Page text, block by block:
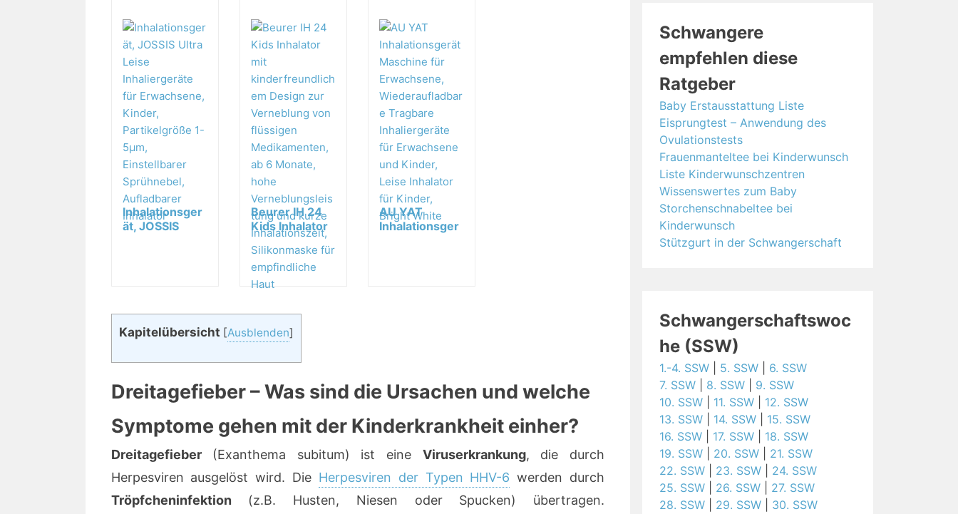
Inhalationsger
ät, JOSSIS
Beurer IH 24
Kids Inhalator
mit
kinderfreundli
chem...
AU YAT
Inhalationsger
Kapitelübersicht [Ausblenden]
Dreitagefieber – Was sind die Ursachen und welche
Symptome gehen mit der Kinderkrankheit einher?
Dreitagefieber(Exanthema subitum) ist eine Viruserkrankung, die durch
Herpesviren ausgelöst wird. Die Herpesviren der Typen HHV-6 werden durch
Tröpfcheninfektion (z.B. Husten, Niesen oder Spucken) übertragen.
Schwangere
empfehlen diese
Ratgeber
Baby Erstausstattung Liste
Eisprungtest – Anwendung des
Ovulationstests
Frauenmanteltee bei Kinderwunsch
Liste Kinderwunschzentren
Wissenswertes zum Baby
Storchenschnabeltee bei
Kinderwunsch
Stützgurt in der Schwangerschaft
Schwangerschaftswoc
he (SSW)
1.-4. SSW 5. SSW
6. SSW
7. SSW
8. SSW
9. SSW
10. SSW
11. SSW
12. SSW
13. SSW
14. SSW
15. SSW
16. SSW
17. SSW
18. SSW
19. SSW
20. SSW
21. SSW
22. SSW
23. SSW
24. SSW
25. SSW
26. SSW
27. SSW
28. SSW
29. SSW
30. SSW